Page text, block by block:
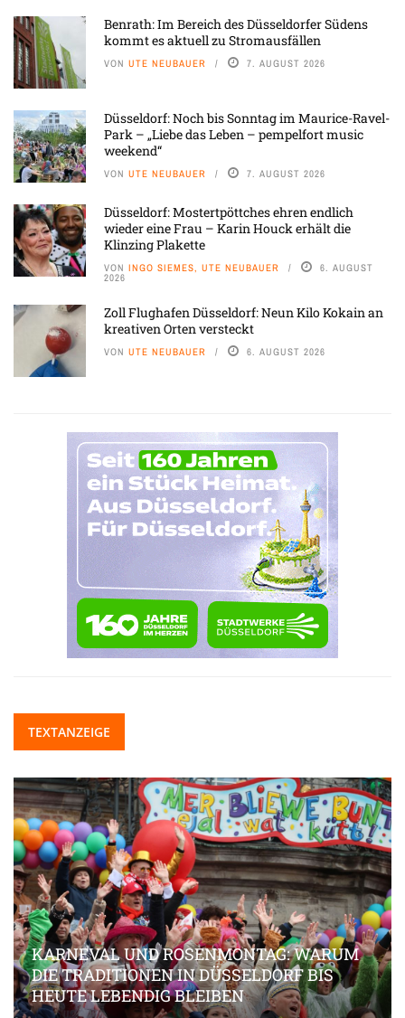
Benrath: Im Bereich des Düsseldorfer Südens
kommt es aktuell zu Stromausfällen
VON UTE NEUBAUER 7. AUGUST 2026
Düsseldorf: Noch bis Sonntag im Maurice-Ravel-
Park – „Liebe das Leben – pempelfort music
weekend“
VON UTE NEUBAUER 7. AUGUST 2026
Düsseldorf: Mostertpöttches ehren endlich
wieder eine Frau – Karin Houck erhält die
Klinzing Plakette
VON INGO SIEMES, UTE NEUBAUER 6. AUGUST
2026
Zoll Flughafen Düsseldorf: Neun Kilo Kokain an
kreativen Orten versteckt
VON UTE NEUBAUER 6. AUGUST 2026
TEXTANZEIGE
KARNEVAL UND ROSENMONTAG: WARUM
DIE TRADITIONEN IN DÜSSELDORF BIS
HEUTE LEBENDIG BLEIBEN